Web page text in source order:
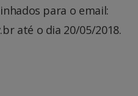
para o email:
até o dia 20/05/2018.